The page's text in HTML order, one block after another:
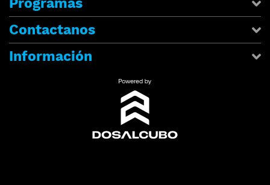
Contactanos
Información